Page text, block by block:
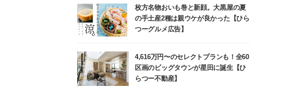
枚方名物おいも巻と新顔。大黒屋の夏
の手土産2種は親ウケが良かった【ひら
つーグルメ広告】
4,616万円〜のセレクトプランも！全60
区画のビッグタウンが星田に誕生【ひ
らつー不動産】